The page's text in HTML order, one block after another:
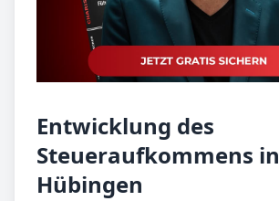
Entwicklung des
Steueraufkommens in
Hübingen